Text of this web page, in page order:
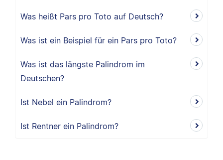
Was heißt Pars pro Toto auf Deutsch?
Was ist ein Beispiel für ein Pars pro Toto?
Was ist das längste Palindrom im
Deutschen?
Ist Nebel ein Palindrom?
Ist Rentner ein Palindrom?